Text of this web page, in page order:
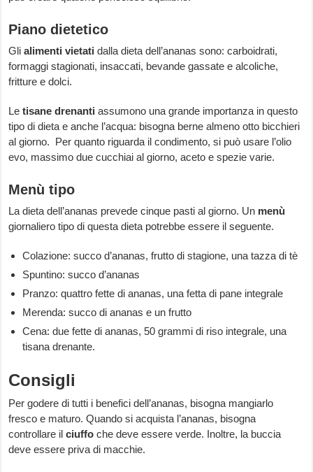
Piano dietetico
Glialimenti vietati dalla dieta dell’ananas sono: carboidrati,
formaggi stagionati, insaccati, bevande gassate e alcoliche,
fritture e dolci.
Letisane drenanti assumono una grande importanza in questo
tipo di dieta e anche l’acqua: bisogna berne almeno otto bicchieri
al giorno. Per quanto riguarda il condimento, si può usare l’olio
evo, massimo due cucchiai al giorno, aceto e spezie varie.
Menù tipo
La dieta dell’ananas prevede cinque pasti al giorno. Un menù
giornaliero tipo di questa dieta potrebbe essere il seguente.
Colazione: succo d’ananas, frutto di stagione, una tazza di tè
Spuntino: succo d’ananas
Pranzo: quattro fette di ananas, una fetta di pane integrale
Merenda: succo di ananas e un frutto
Cena: due fette di ananas, 50 grammi di riso integrale, una
tisana drenante.
Consigli
Per godere di tutti i benefici dell’ananas, bisogna mangiarlo
fresco e maturo. Quando si acquista l’ananas, bisogna
controllare ilciuffo che deve essere verde. Inoltre, la buccia
deve essere priva di macchie.